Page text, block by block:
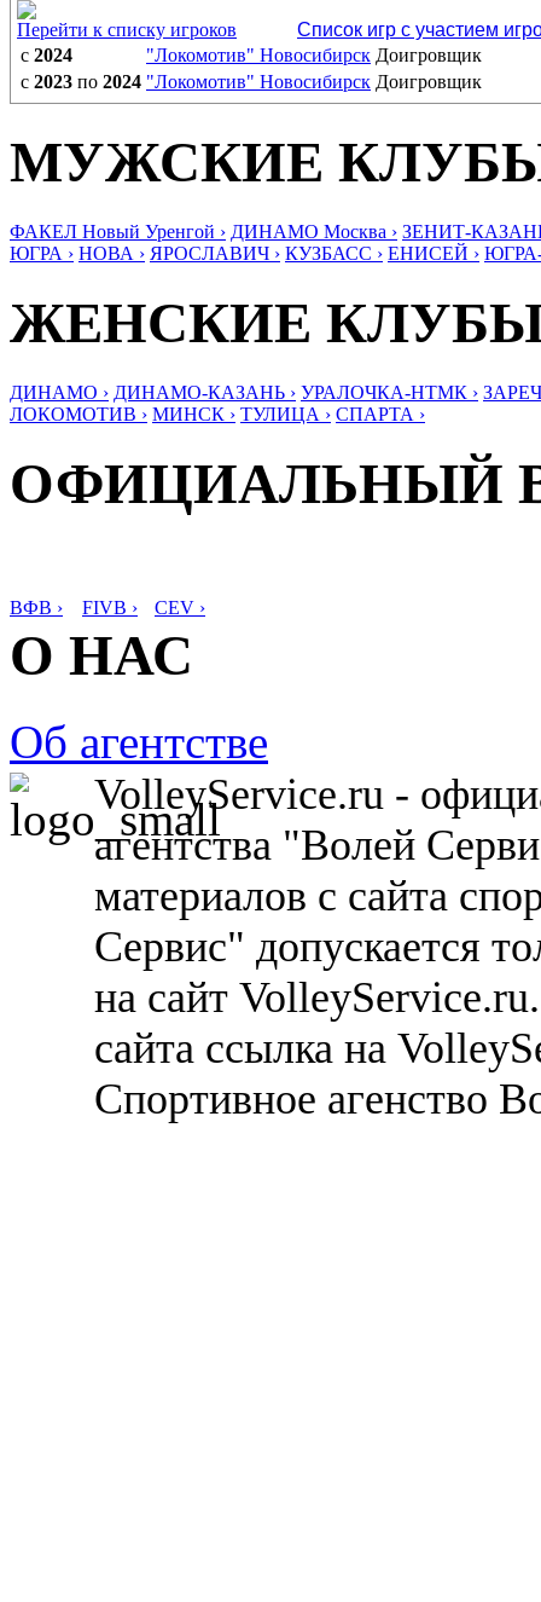
Перейти к списку игроков
Список игр с участием
с 2024 "Локомотив" Новосибирск Доигровщик
с 2023 по 2024 "Локомотив" Новосибирск Доигровщик
МУЖСКИЕ
ФАКЕЛ Новый Уренгой › ДИНАМО Москва › ЗЕНИТ-
ЮГРА › НОВА › ЯРОСЛАВИЧ › КУЗБАСС › ЕНИСЕЙ ›
ЖЕНСКИЕ
ДИНАМО › ДИНАМО-КАЗАНЬ › УРАЛОЧКА-НТМК ›
ЛОКОМОТИВ › МИНСК › ТУЛИЦА › СПАРТА ›
ОФИЦИАЛЬНЫЙ
ВФВ › FIVB › CEV ›
О НАС
Об агентстве
VolleyService.ru -
агентства "Волей
материалов с сайта
Сервис" допускается
на сайт
сайта ссылка на
Спортивное агенство